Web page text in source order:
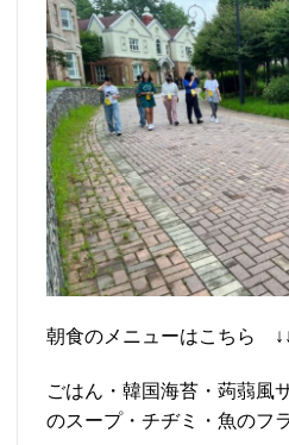
朝食のメニューはこちら
ごはん・韓国海苔・蒟蒻風
のスープ・チヂミ・魚のフ